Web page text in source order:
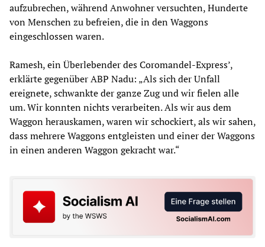
aufzubrechen, während Anwohner versuchten, Hunderte
von Menschen zu befreien, die in den Waggons
eingeschlossen waren.
Ramesh, ein Überlebender des Coromandel-Express’,
erklärte gegenüber ABP Nadu: „Als sich der Unfall
ereignete, schwankte der ganze Zug und wir fielen alle
um. Wir konnten nichts verarbeiten. Als wir aus dem
Waggon herauskamen, waren wir schockiert, als wir sahen,
dass mehrere Waggons entgleisten und einer der Waggons
in einen anderen Waggon gekracht war.“